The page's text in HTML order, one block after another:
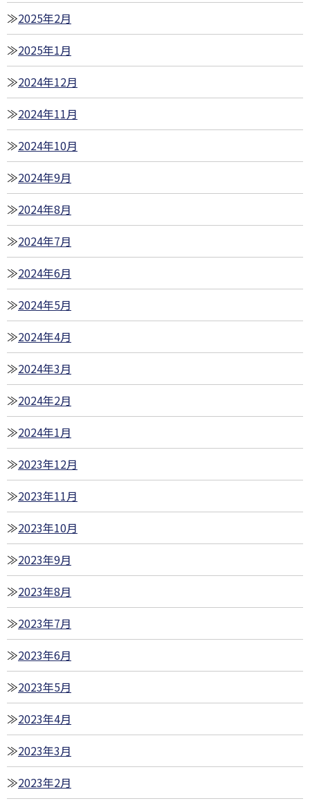
2025年2月
2025年1月
2024年12月
2024年11月
2024年10月
2024年9月
2024年8月
2024年7月
2024年6月
2024年5月
2024年4月
2024年3月
2024年2月
2024年1月
2023年12月
2023年11月
2023年10月
2023年9月
2023年8月
2023年7月
2023年6月
2023年5月
2023年4月
2023年3月
2023年2月